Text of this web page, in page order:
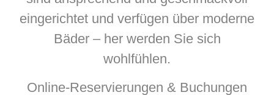
eingerichtet und verfügen über moderne
Bäder – her werden Sie sich
wohlfühlen.
Online-Reservierungen & Buchungen